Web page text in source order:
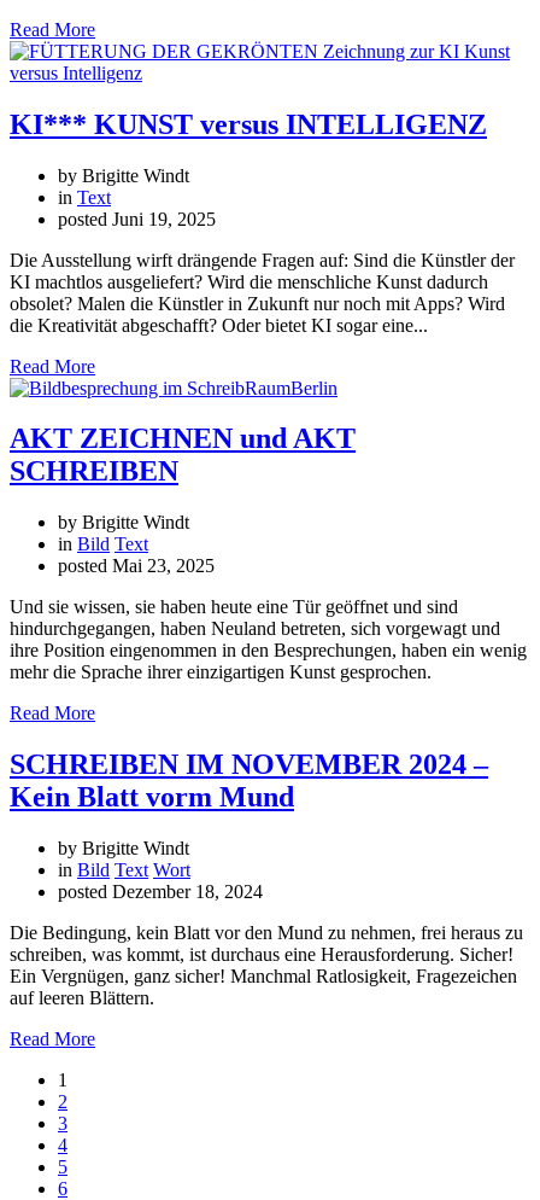
Read More
KI*** KUNST versus INTELLIGENZ
by Brigitte Windt
in Text
posted Juni 19, 2025
Die Ausstellung wirft drängende Fragen auf: Sind die Künstler der
KI machtlos ausgeliefert? Wird die menschliche Kunst dadurch
obsolet? Malen die Künstler in Zukunft nur noch mit Apps? Wird
die Kreativität abgeschafft? Oder bietet KI sogar eine...
Read More
AKT ZEICHNEN und AKT
SCHREIBEN
by Brigitte Windt
in Bild Text
posted Mai 23, 2025
Und sie wissen, sie haben heute eine Tür geöffnet und sind
hindurchgegangen, haben Neuland betreten, sich vorgewagt und
ihre Position eingenommen in den Besprechungen, haben ein wenig
mehr die Sprache ihrer einzigartigen Kunst gesprochen.
Read More
SCHREIBEN IM NOVEMBER 2024 –
Kein Blatt vorm Mund
by Brigitte Windt
in Bild Text Wort
posted Dezember 18, 2024
Die Bedingung, kein Blatt vor den Mund zu nehmen, frei heraus zu
schreiben, was kommt, ist durchaus eine Herausforderung. Sicher!
Ein Vergnügen, ganz sicher! Manchmal Ratlosigkeit, Fragezeichen
auf leeren Blättern.
Read More
1
2
3
4
5
6